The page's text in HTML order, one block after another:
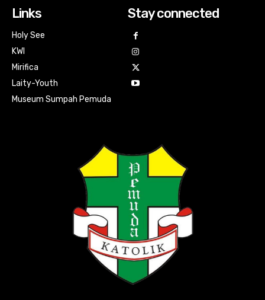
Links
Holy See
KWI
Mirifica
Laity-Youth
Museum Sumpah Pemuda
Stay connected